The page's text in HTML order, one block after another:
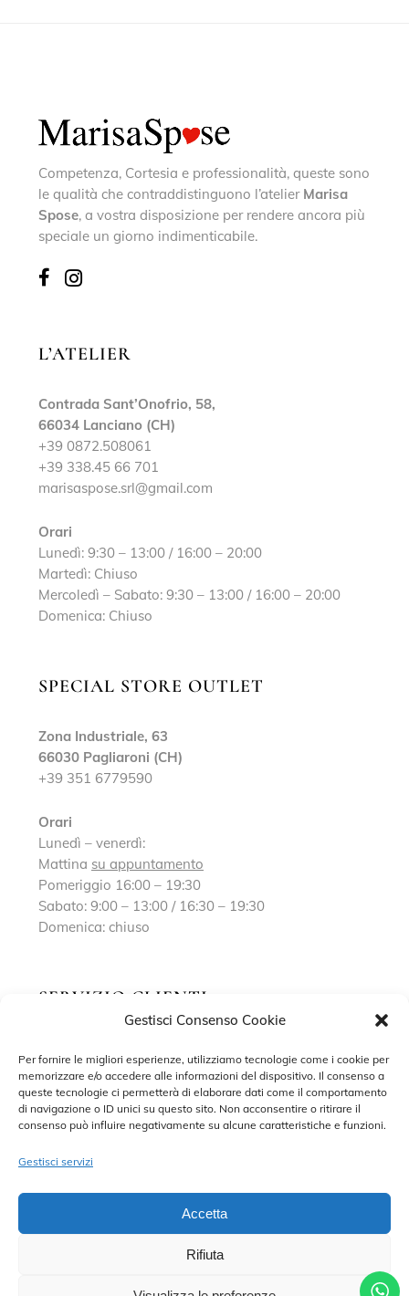
Gestisci Consenso Cookie
Per fornire le migliori esperienze, utilizziamo tecnologie come i cookie per
memorizzare e/o accedere alle informazioni del dispositivo. Il consenso a
queste tecnologie ci permetterà di elaborare dati come il comportamento
di navigazione o ID unici su questo sito. Non acconsentire o ritirare il
consenso può influire negativamente su alcune caratteristiche e funzioni.
Gestisci servizi
Accetta
Rifiuta
Competenza, Cortesia e professionalità, queste sono
le qualità che contraddistinguono l’atelier Marisa
Spose, a vostra disposizione per rendere ancora più
speciale un giorno indimenticabile.
L’ATELIER
Contrada Sant’Onofrio, 58,
66034 Lanciano (CH)
+39 0872.508061
+39 338.45 66 701
marisaspose.srl@gmail.com
Orari
Lunedì: 9:30 – 13:00 / 16:00 – 20:00
Martedì: Chiuso
Mercoledì – Sabato: 9:30 – 13:00 / 16:00 – 20:00
Domenica: Chiuso
SPECIAL STORE OUTLET
Zona Industriale, 63
66030 Pagliaroni (CH)
+39 351 6779590
Orari
Lunedì – venerdì:
Mattina su appuntamento
Pomeriggio 16:00 – 19:30
Sabato: 9:00 – 13:00 / 16:30 – 19:30
Domenica: chiuso
SERVIZIO CLIENTI
Contatti
Privacy Policy
CONTRADA SANT’ONOFRIO, 58, 66034 LANCIANO (CH) P. IVA
ADRIANO DI MATTEO